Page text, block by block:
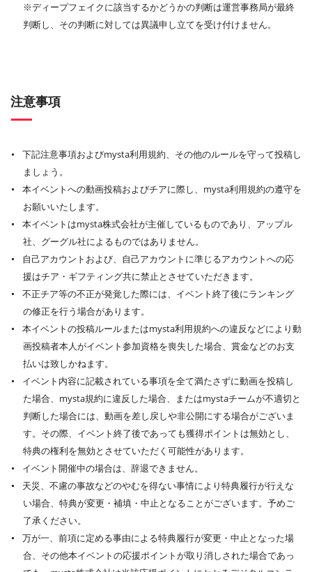
※ディープフェイクに該当するかどうかの判断は運営事務局が最終
判断し、その判断に対しては異議申し立てを受け付けません。
注意事項
下記注意事項およびmysta利用規約、その他のルールを守って投稿し
ましょう。
本イベントへの動画投稿およびチアに際し、mysta利用規約の遵守を
お願いいたします。
本イベントはmysta株式会社が主催しているものであり、アップル
社、グーグル社によるものではありません。
自己アカウントおよび、自己アカウントに準じるアカウントへの応
援はチア・ギフティング共に禁止とさせていただきます。
不正チア等の不正が発覚した際には、イベント終了後にランキング
の修正を行う場合があります。
本イベントの投稿ルールまたはmysta利用規約への違反などにより動
画投稿者本人がイベント参加資格を喪失した場合、賞金などのお支
払いは致しかねます。
イベント内容に記載されている事項を全て満たさずに動画を投稿し
た場合、mysta規約に違反した場合、またはmystaチームが不適切と
判断した場合には、動画を差し戻しや非公開にする場合がございま
す。その際、イベント終了後であっても獲得ポイントは無効とし、
特典の権利を無効とさせていただく可能性があります。
イベント開催中の場合は、辞退できません。
天災、不慮の事故などのやむを得ない事情により特典履行が行えな
い場合、特典が変更・補填・中止となることがございます。予めご
了承ください。
万が一、前項に定める事由による特典履行が変更・中止となった場
合、その他本イベントの応援ポイントが取り消しされた場合であっ